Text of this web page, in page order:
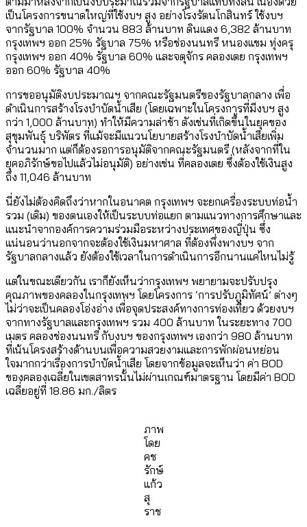
เป็นโครงการขนาดใหญ่ที่ใช้งบฯ สูง อย่างโรงรัตนโกสินทร์ ใช้งบฯ
จากรัฐบาล 100% จำนวน 883 ล้านบาท ดินแดง 6,382 ล้านบาท
กรุงเทพฯ ออก 25% รัฐบาล 75% หรือช่องนนทรี หนองแขม ทุ่งครุ
กรุงเทพฯ ออก 40% รัฐบาล 60% และจตุจักร คลองเตย กรุงเทพฯ
ออก 60% รัฐบาล 40%
การขออนุมัติงบประมาณฯ จากคณะรัฐมนตรีของรัฐบาลกลาง เพื่อ
ดำเนินการสร้างโรงบำบัดน้ำเสีย (โดยเฉพาะในโครงการที่มีงบฯ สูง
กว่า 1,000 ล้านบาท) ทำให้มีความล่าช้า ดังเช่นที่เกิดขึ้นในยุคของ
สุขุมพันธุ์ บริพัตร ที่แม้จะมีแนวนโยบายสร้างโรงบำบัดน้ำเสียเพิ่ม
จำนวนมาก แต่ก็ต้องรอการอนุมัติจากคณะรัฐมนตรี (หลังจากที่ใน
ยุคอภิรักษ์ขอไปแล้วไม่อนุมัติ) อย่างเช่น ที่คลองเตย ซึ่งต้องใช้เงินสูง
ถึง 11,046 ล้านบาท
นี่ยังไม่ต้องคิดถึงว่าหากในอนาคต กรุงเทพฯ จะยกเครื่องระบบท่อน้ำ
รวม (เดิม) ของตนเองให้เป็นระบบท่อแยก ตามแนวทางการศึกษาและ
แนะนำจากองค์การความร่วมมือระหว่างประเทศของญี่ปุ่น ซึ่ง
แน่นอนว่านอกจากจะต้องใช้เงินมหาศาล ที่ต้องพึ่งพางบฯ จาก
รัฐบาลกลางแล้ว ยังต้องใช้เวลาในการดำเนินการอีกนานแค่ไหนไม่รู้
แต่ในขณะเดียวกัน เราก็ยังเห็นว่ากรุงเทพฯ พยายามจะปรับปรุง
คุณภาพของคลองในกรุงเทพฯ โดยโครงการ ‘การปรับภูมิทัศน์’ ต่างๆ
ไม่ว่าจะเป็นคลองโอ่งอ่าง เพื่อจุดประสงค์ทางการท่องเที่ยว ด้วยงบฯ
จากทางรัฐบาลและกรุงเทพฯ รวม 400 ล้านบาท ในระยะทาง 700
เมตร คลองช่องนนทรี กับงบฯ ของกรุงเทพฯ เองกว่า 980 ล้านบาท
ที่เน้นโครงสร้างด้านบนเพื่อความสวยงามและการพักผ่อนหย่อน
ใจมากกว่าเรื่องการบำบัดน้ำเสีย โดยจากข้อมูลจะเห็นว่า ค่า BOD
ของคลองเฉลี่ยในเขตสาทรนั้นไม่ผ่านเกณฑ์มาตรฐาน โดยมีค่า BOD
เฉลี่ยอยู่ที่ 18.86 มก./ลิตร
ภาพ
โดย
คช
รักษ์
แก้ว
สุ
ราช